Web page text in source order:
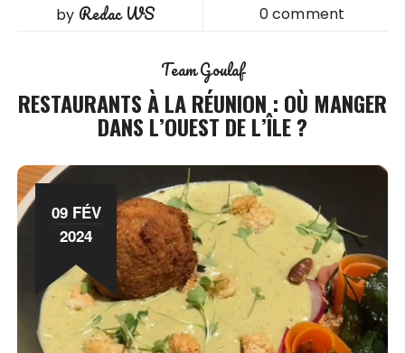
by Redac WS 0 comment
Team Goulaf
RESTAURANTS À LA RÉUNION : OÙ MANGER
DANS L’OUEST DE L’ÎLE ?
09 FÉV
2024